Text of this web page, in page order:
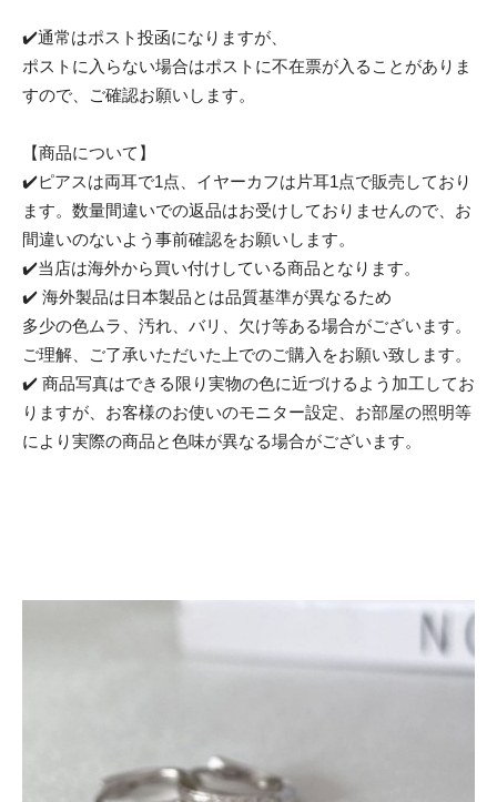
✔️通常はポスト投函になりますが、
ポストに入らない場合はポストに不在票が入ることがありま
すので、ご確認お願いします。
【商品について】
✔️ピアスは両耳で1点、イヤーカフは片耳1点で販売しており
ます。数量間違いでの返品はお受けしておりませんので、お
間違いのないよう事前確認をお願いします。
✔️当店は海外から買い付けしている商品となります。
✔️ 海外製品は日本製品とは品質基準が異なるため
多少の色ムラ、汚れ、バリ、欠け等ある場合がございます。
ご理解、ご了承いただいた上でのご購入をお願い致します。
✔️ 商品写真はできる限り実物の色に近づけるよう加工してお
りますが、お客様のお使いのモニター設定、お部屋の照明等
により実際の商品と色味が異なる場合がございます。